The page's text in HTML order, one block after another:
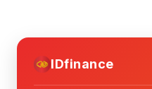
IDfinance